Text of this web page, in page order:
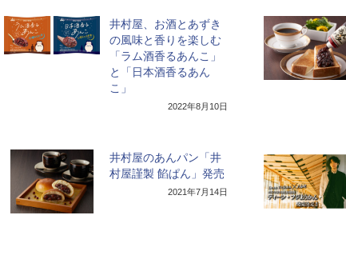
井村屋、お酒とあずき
の風味と香りを楽しむ
「ラム酒香るあんこ」
と「日本酒香るあん
こ」
2022年8月10日
井村屋のあんパン「井
村屋謹製 餡ぱん」発売
2021年7月14日